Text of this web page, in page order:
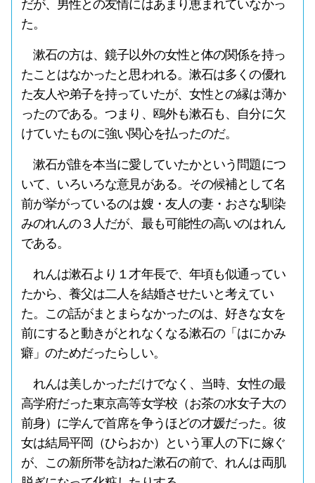
だが、男性との友情にはあまり恵まれていなかっ
た。
漱石の方は、鏡子以外の女性と体の関係を持っ
たことはなかったと思われる。漱石は多くの優れ
た友人や弟子を持っていたが、女性との縁は薄か
ったのである。つまり、鴎外も漱石も、自分に欠
けていたものに強い関心を払ったのだ。
漱石が誰を本当に愛していたかという問題につ
いて、いろいろな意見がある。その候補として名
前が挙がっているのは嫂・友人の妻・おさな馴染
みのれんの３人だが、最も可能性の高いのはれん
である。
れんは漱石より１才年長で、年頃も似通ってい
たから、養父は二人を結婚させたいと考えてい
た。この話がまとまらなかったのは、好きな女を
前にすると動きがとれなくなる漱石の「はにかみ
癖」のためだったらしい。
れんは美しかっただけでなく、当時、女性の最
高学府だった東京高等女学校（お茶の水女子大の
前身）に学んで首席を争うほどの才媛だった。彼
女は結局平岡（ひらおか）という軍人の下に嫁ぐ
が、この新所帯を訪ねた漱石の前で、れんは両肌